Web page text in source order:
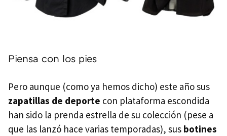
Piensa con los pies
Pero aunque (como ya hemos dicho) este año sus
zapatillas de deporte con plataforma escondida
han sido la prenda estrella de su colección (pese a
que las lanzó hace varias temporadas), sus botines